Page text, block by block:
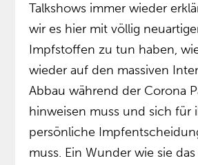
Talkshows immer wieder
wir es hier mit völlig
Impfstoffen zu tun haben,
wieder auf den massiven
Abbau während der Corona
hinweisen muss und sich für
persönliche
muss. Ein Wunder wie sie